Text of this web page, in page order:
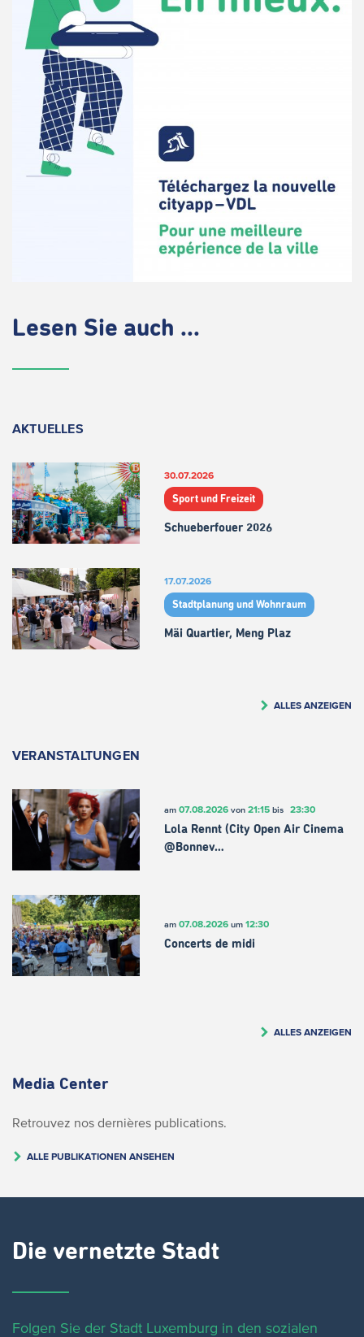
Lesen Sie auch ...
AKTUELLES
30.07.2026
Sport und Freizeit
Schueberfouer 2026
17.07.2026
Stadtplanung und Wohnraum
Mäi Quartier, Meng Plaz
ALLES ANZEIGEN
VERANSTALTUNGEN
am 07.08.2026von 21:15bis 23:30
Lola Rennt (City Open Air Cinema
@Bonnev…
am 07.08.2026um 12:30
Concerts de midi
ALLES ANZEIGEN
Media Center
Retrouvez nos dernières publications.
ALLE PUBLIKATIONEN ANSEHEN
Die vernetzte Stadt
Folgen Sie der Stadt Luxemburg in den sozialen